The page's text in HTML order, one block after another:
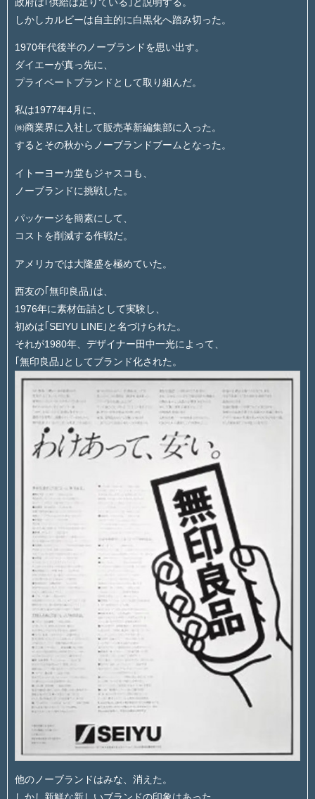
しかしカルビーは自主的に白黒化へ踏み切った。
1970年代後半のノーブランドを思い出す。
ダイエーが真っ先に、
プライベートブランドとして取り組んだ。
私は1977年4月に、
㈱商業界に入社して販売革新編集部に入った。
するとその秋からノーブランドブームとなった。
イトーヨーカ堂もジャスコも、
ノーブランドに挑戦した。
パッケージを簡素にして、
コストを削減する作戦だ。
アメリカでは大隆盛を極めていた。
西友の｢無印良品｣は、
1976年に素材缶詰として実験し、
初めは｢SEIYU LINE｣と名づけられた。
それが1980年、デザイナー田中一光によって、
｢無印良品｣としてブランド化された。
他のノーブランドはみな、消えた。